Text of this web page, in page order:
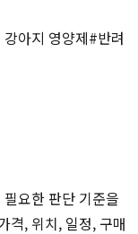
아지 영양제#반려
요한 판단 기준을
격, 위치, 일정, 구매